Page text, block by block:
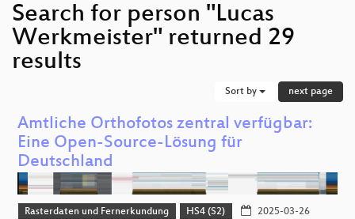
Search for person "Lucas
Werkmeister" returned 29
results
Sort by next page
Amtliche Orthofotos zentral verfügbar:
Eine Open-Source-Lösung für
Deutschland
Rasterdaten und Fernerkundung HS4 (S2)
2025-03-26